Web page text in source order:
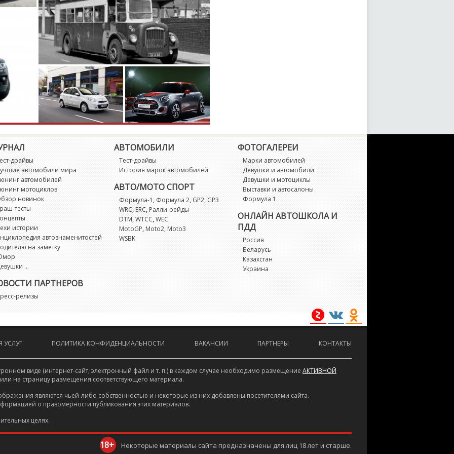
Sport Quattro
SQ2
SQ5
SQ8
драйвы
автомобили мира
автомобилей
мотоциклов
новинок
тесты
истории
автознаменитостей
на заметку
...
ПАРТНЕРОВ
релизы
АВТОМОБИЛИ
Тест-драйвы
История марок автомобилей
АВТО/МОТО СПОРТ
Формула-1 , Формула 2, GP2, GP3
WRC,ERC,Ралли-рейды
DTM,WTCC,WEC
MotoGP,Moto2,Moto3
WSBK
ФОТОГАЛЕРЕИ
Марки автомобилей
Девушки и автомобили
Девушки и мотоциклы
Выставки и автосалоны
Формула 1
ОНЛАЙН АВТОШКОЛА И
ПДД
Россия
Беларусь
Казахстан
Украина
УСЛУГ ПОЛИТИКА КОНФИДЕНЦИАЛЬНОСТИ ВАКАНСИИ ПАРТНЕРЫ КОНТАКТЫ
виде (интернет-сайт, электронный файл и т. п.) в каждом случае необходимо размещение АКТИВНОЙ
на страницу размещения соответствующего материала.
являются чьей-либо собственностью и некоторые из них добавлены посетителями сайта.
о правомерности публикования этих материалов.
целях.
18+ Некоторые материалы сайта предназначены для лиц 18 лет и старше.